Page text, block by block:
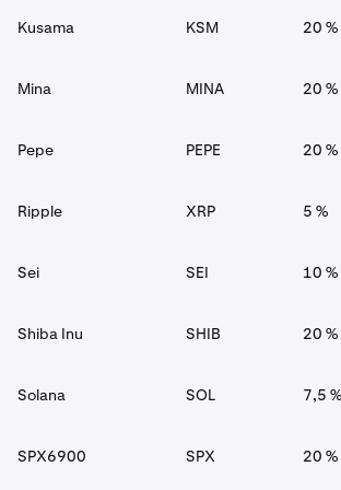
Kusama KSM 20 %
Mina MINA 20 %
Pepe PEPE 20 %
Ripple XRP 5 %
Sei SEI 10 %
Shiba Inu SHIB 20 %
Solana SOL 7,5 %
SPX6900 SPX 20 %